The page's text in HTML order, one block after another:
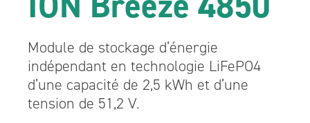
Module de stockage d’énergie
indépendant en technologie LiFePO4
d’une capacité de 2,5 kWh et d’une
tension de 51,2 V.